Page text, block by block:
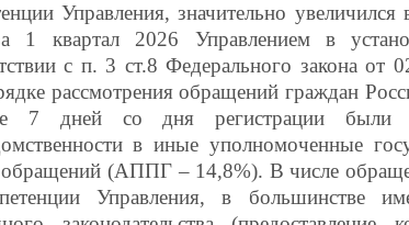
Управления, значительно
1 квартал 2026 Управлением в
с п. 3 ст.8 Федерального закона
рассмотрения обращений граждан
7 дней со дня регистрации были
в иные уполномоченные
(АППГ – 14,8%). В числе
Управления, в большинстве